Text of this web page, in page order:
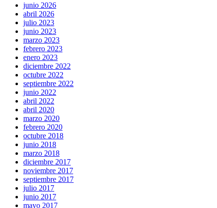
junio 2026
abril 2026
julio 2023
junio 2023
marzo 2023
febrero 2023
enero 2023
diciembre 2022
octubre 2022
septiembre 2022
junio 2022
abril 2022
abril 2020
marzo 2020
febrero 2020
octubre 2018
junio 2018
marzo 2018
diciembre 2017
noviembre 2017
septiembre 2017
julio 2017
junio 2017
mayo 2017